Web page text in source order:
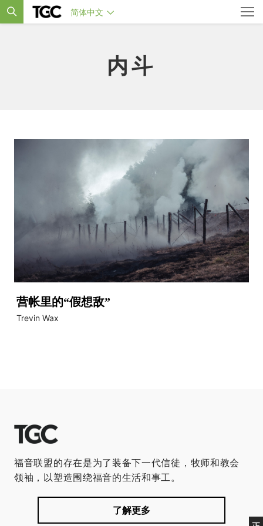
简体中文
内斗
营帐里的“假想敌”
Trevin Wax
福音联盟的存在是为了装备下一代信徒，牧师和教会
领袖，以塑造围绕福音的生活和事工。
了解更多